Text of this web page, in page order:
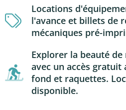
Locations
l'avance et billets de
mécaniques pré-
Explorer la beauté
avec un accès gratuit
fond et raquettes.
disponible.